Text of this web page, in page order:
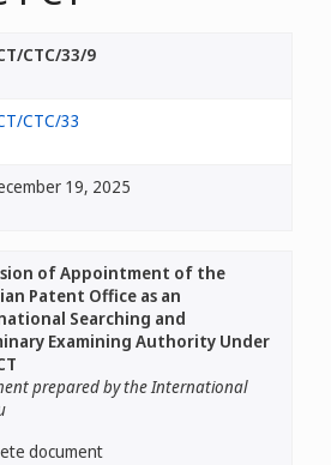
CTC/33/9
CTC/33
19, 2025
of Appointment of the
Patent Office as an
Searching and
Examining Authority Under
prepared by the International
document